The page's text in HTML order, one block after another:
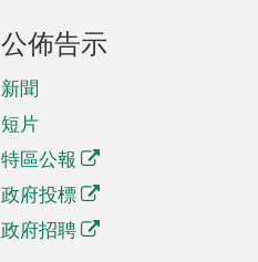
公佈告示
新聞
短片
特區公報
政府投標
政府招聘